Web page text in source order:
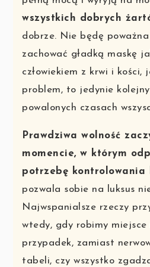
wszystkich dobrych
dobrze. Nie będę
zachować gładką maskę
człowiekiem z krwi i kości,
problem, to jedynie
powalonych czasach
Prawdziwa wolność
momencie, w którym
potrzebę kontrolowania
pozwala sobie na luksus
Najwspanialsze rzeczy
wtedy, gdy robimy
przypadek, zamiast
tabeli, czy wszystko